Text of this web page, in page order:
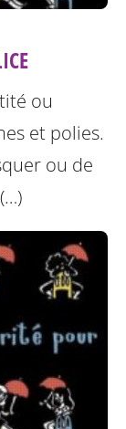
ou
et polies.
ou de